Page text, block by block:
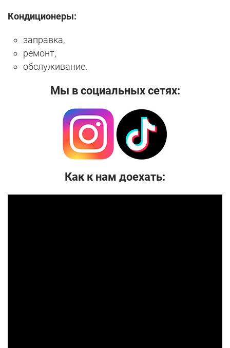
Кондиционеры:
заправка,
ремонт,
обслуживание.
Мы в социальных сетях:
Как к нам доехать: